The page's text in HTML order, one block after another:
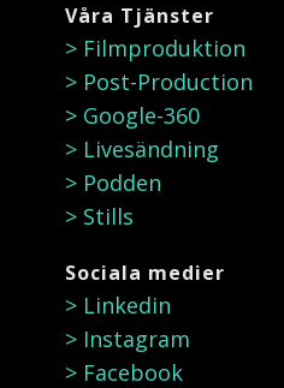
Våra Tjänster
> Filmproduktion
> Post-Production
> Google-360
> Livesändning
> Podden
> Stills
Sociala medier
> ​Linkedin
> Instagram
> Facebook